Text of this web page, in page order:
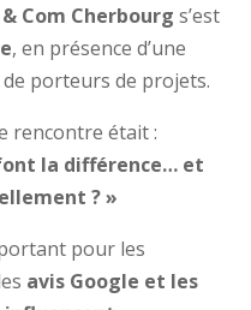
Com Cherbourg s’est
, en présence d’une
porteurs de projets.
rencontre était :
la différence… et
? »
pour les
avis Google et les